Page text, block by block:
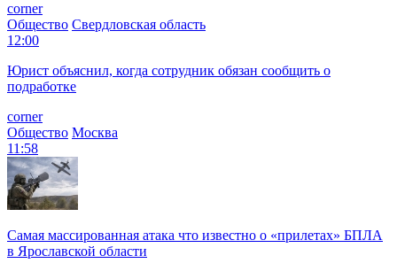
corner
Общество Свердловская область
12:00
Юрист объяснил, когда сотрудник обязан сообщить о
подработке
corner
Общество Москва
11:58
Самая массированная атака что известно о «прилетах» БПЛА
в Ярославской области